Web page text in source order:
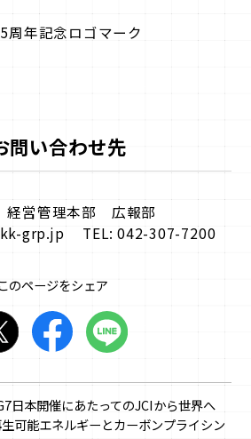
周年記念ロゴマーク
問い合わせ先
営管理本部 広報部
grp.jp TEL: 042-307-7200
のページをシェア
日本開催にあたってのJCIから世界へ
可能エネルギーとカーボンプライシン